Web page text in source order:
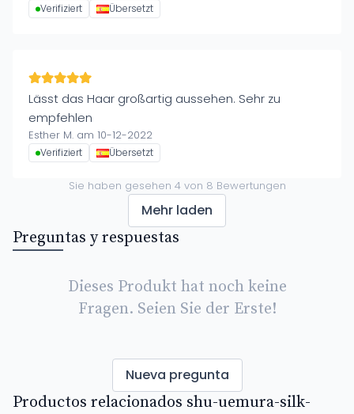
Verifiziert Übersetzt
Lässt das Haar großartig aussehen. Sehr zu
empfehlen
Esther M. am 10-12-2022
Verifiziert Übersetzt
Sie haben gesehen 4von 8 Bewertungen
Mehr laden
Preguntas y respuestas
Dieses Produkt hat noch keine
Fragen. Seien Sie der Erste!
Nueva pregunta
Productos relacionados shu-uemura-silk-